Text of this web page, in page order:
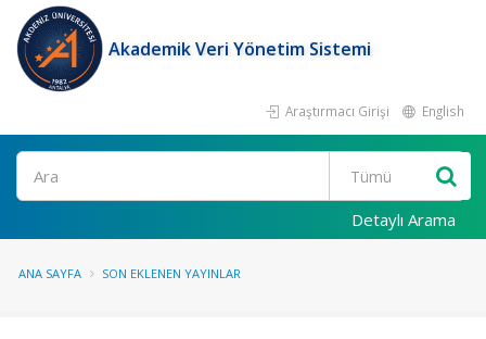
Akademik Veri Yönetim Sistemi
Araştırmacı Girişi English
Ara
Detaylı Arama
ANA SAYFA SON EKLENEN YAYINLAR